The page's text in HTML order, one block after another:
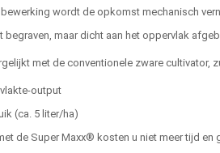
wordt de opkomst mechanisch
begraven, maar dicht aan het oppervlak
met de conventionele zware cultivator,
output
(ca. 5 liter/ha)
de Super Maxx® kosten u niet meer tijd